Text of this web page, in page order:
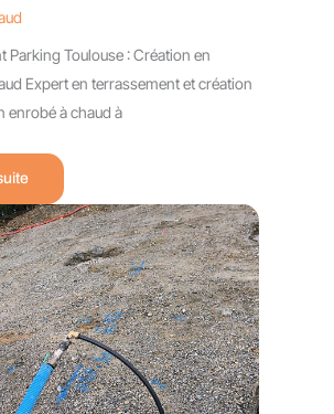
Parking Toulouse : Création en
Expert en terrassement et création
enrobé à chaud à